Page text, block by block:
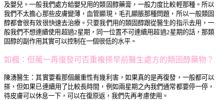
及嬰兒。一般我們處方給嬰兒用的類固醇藥膏，一般力度比較輕那種。所以
我們不太擔心那些皮膚變薄，血管顯現，毛孔顯脹那種問題，所以一般類固
醇都會很有效很快速去治療。只要我們用的類固醇跟從醫生的指示去用，一
般我們不想連續使用超過2星期，同一位置不可連續用超過2星期的話，那類
固醇的副作用其實可以控制在一個很低的水平。
如楓：但萬一再復發可否重複搽早前醫生處方的類固醇藥物？
陳湧醫生：其實要看那個嚴重性有幾利害，如果真的是再復發，一般都可以
搽，但如果已連續用了比較長時間，例如兩星期之內我們通常都要停一停，
待皮膚可以休息一下，可以在復原返，我們先再考慮使用。